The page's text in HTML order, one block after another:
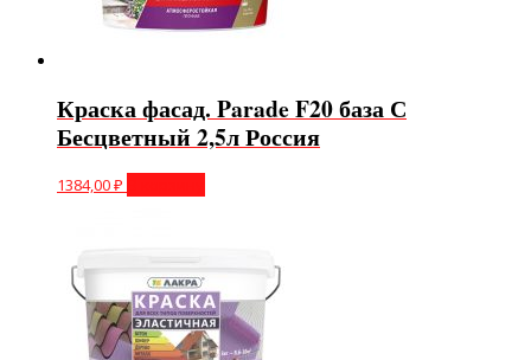
Краска фасад. Parade F20 база С
Бесцветный 2,5л Россия
1384,00₽